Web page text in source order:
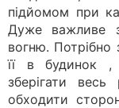
підйомом при
Дуже важливе
вогню. Потрібно
її в будинок ,
зберігати
обходити